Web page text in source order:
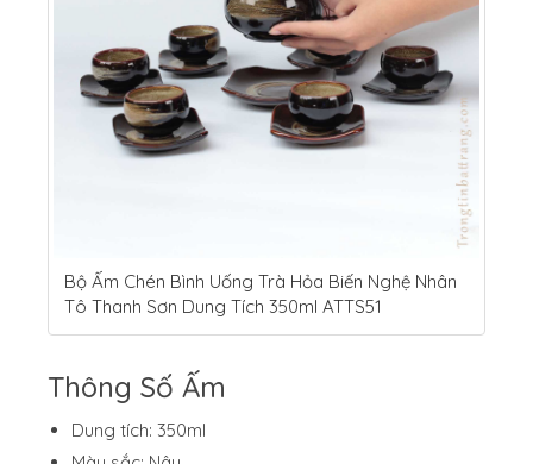
Bộ Ấm Chén Bình Uống Trà Hỏa Biến Nghệ Nhân
Tô Thanh Sơn Dung Tích 350ml ATTS51
Thông Số Ấm
Dung tích: 350ml